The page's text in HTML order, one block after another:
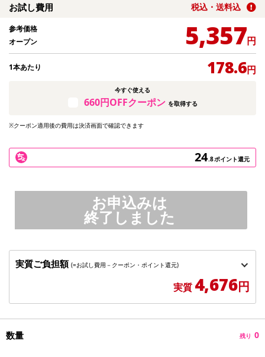
お試し費用 税込・送料込
参考価格
オープン
5,357円
1本あたり 178.6円
今すぐ使える
660円OFFクーポン を取得する
※クーポン適用後の費用は決済画面で確認できます
24.8ポイント還元
お申込みは
終了しました
実質ご負担額 (=お試し費用－クーポン・ポイント還元)
実質 4,676円
数量 残り 0